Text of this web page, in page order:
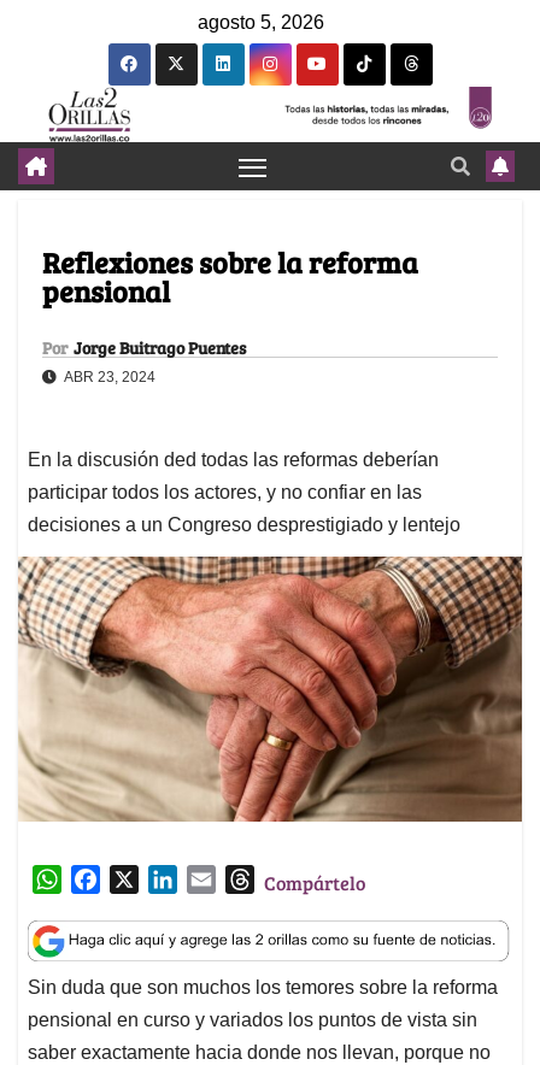
agosto 5, 2026
Reflexiones sobre la reforma
pensional
Por Jorge Buitrago Puentes
ABR 23, 2024
En la discusión ded todas las reformas deberían
participar todos los actores, y no confiar en las
decisiones a un Congreso desprestigiado y lentejo
W
a
t
s
A
p
c
e
b
o
o
n
k
e
d
I
a
i
l
T
r
e
a
d
s
Compártelo
Sin duda que son muchos los temores sobre la reforma
pensional en curso y variados los puntos de vista sin
saber exactamente hacia donde nos llevan, porque no